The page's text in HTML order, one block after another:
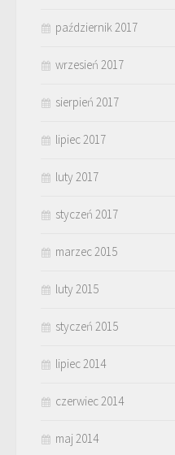
październik 2017
wrzesień 2017
sierpień 2017
lipiec 2017
luty 2017
styczeń 2017
marzec 2015
luty 2015
styczeń 2015
lipiec 2014
czerwiec 2014
maj 2014